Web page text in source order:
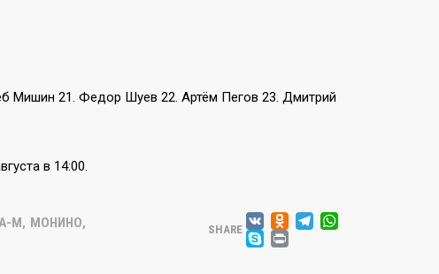
Мишин 21. Федор Шуев 22. Артём Пегов 23. Дмитрий
в 14:00.
М , МОНИНО,
SHARE VK TELEGRAM
SKYPE